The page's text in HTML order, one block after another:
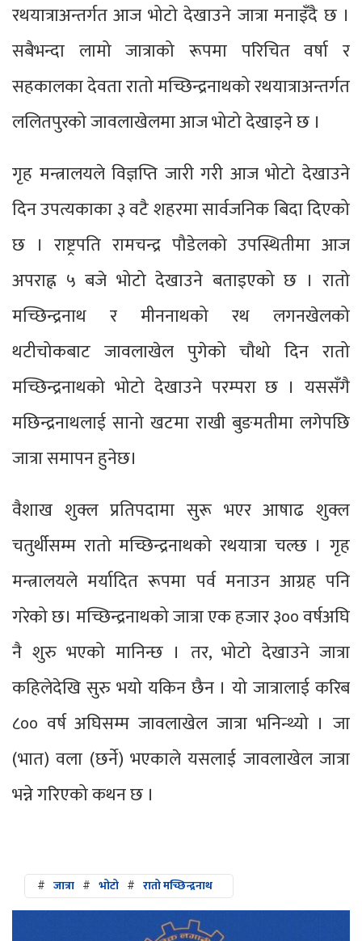
रथयात्राअन्तर्गत आज भोटो देखाउने जात्रा मनाइँदै छ ।
सबैभन्दा लामो जात्राको रूपमा परिचित वर्षा र
सहकालका देवता रातो मच्छिन्द्रनाथको रथयात्राअन्तर्गत
ललितपुरको जावलाखेलमा आज भोटो देखाइने छ ।
गृह मन्त्रालयले विज्ञप्ति जारी गरी आज भोटो देखाउने
दिन उपत्यकाका ३ वटै शहरमा सार्वजनिक बिदा दिएको
छ । राष्ट्रपति रामचन्द्र पौडेलको उपस्थितीमा आज
अपराह्न ५ बजे भोटो देखाउने बताइएको छ । रातो
मच्छिन्द्रनाथ र मीननाथको रथ लगनखेलको
थटीचोकबाट जावलाखेल पुगेको चौथो दिन रातो
मच्छिन्द्रनाथको भोटो देखाउने परम्परा छ । यससँगै
मछिन्द्रनाथलाई सानो खटमा राखी बुङमतीमा लगेपछि
जात्रा समापन हुनेछ।
वैशाख शुक्ल प्रतिपदामा सुरू भएर आषाढ शुक्ल
चतुर्थीसम्म रातो मच्छिन्द्रनाथको रथयात्रा चल्छ । गृह
मन्त्रालयले मर्यादित रूपमा पर्व मनाउन आग्रह पनि
गरेको छ। मच्छिन्द्रनाथको जात्रा एक हजार ३०० वर्षअघि
नै शुरु भएको मानिन्छ । तर, भोटो देखाउने जात्रा
कहिलेदेखि सुरु भयो यकिन छैन । यो जात्रालाई करिब
८०० वर्ष अघिसम्म जावलाखेल जात्रा भनिन्थ्यो । जा
(भात) वला (छर्ने) भएकाले यसलाई जावलाखेल जात्रा
भन्ने गरिएको कथन छ ।
# जात्रा # भोटो # रातो मच्छिन्द्रनाथ